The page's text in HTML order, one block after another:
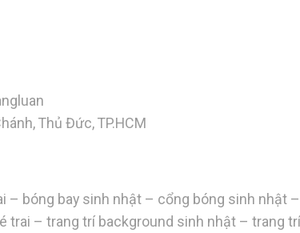
Thủ Đức, TP.HCM
– bóng bay sinh nhật – cổng bóng sinh nhật –
trai – trang trí background sinh nhật – trang